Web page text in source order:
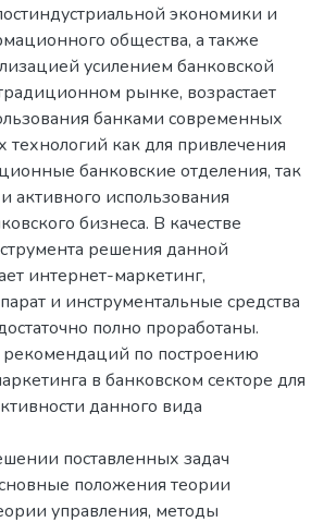
экономики и
общества, а также
усилением банковской
рынке, возрастает
банками современных
как для привлечения
банковские отделения, так
активного использования
бизнеса. В качестве
решения данной
интернет-маркетинг,
и инструментальные средства
полно проработаны.
рекомендаций по построению
в банковском секторе для
данного вида
поставленных задач
положения теории
управления, методы